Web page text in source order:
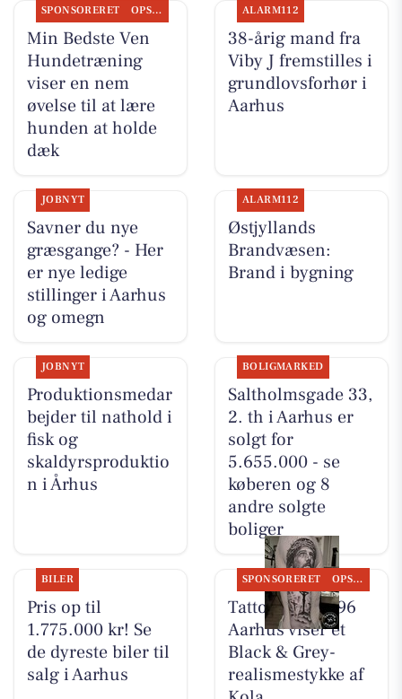
SPONSORERET OPSLAGSTAVLEN
Min Bedste Ven
Hundetræning
viser en nem
øvelse til at lære
hunden at holde
dæk
ALARM112
38-årig mand fra
Viby J fremstilles i
grundlovsforhør i
Aarhus
JOBNYT
Savner du nye
græsgange? - Her
er nye ledige
stillinger i Aarhus
og omegn
ALARM112
Østjyllands
Brandvæsen:
Brand i bygning
JOBNYT
Produktionsmedar
bejder til nathold i
fisk og
skaldyrsproduktio
n i Århus
BOLIGMARKED
Saltholmsgade 33,
2. th i Aarhus er
solgt for
5.655.000 - se
køberen og 8
andre solgte
boliger
BILER
Pris op til
1.775.000 kr! Se
de dyreste biler til
salg i Aarhus
SPONSORERET OPSLAGSTAVLEN
Tattoo Studio 96
Aarhus viser et
Black & Grey-
realismestykke af